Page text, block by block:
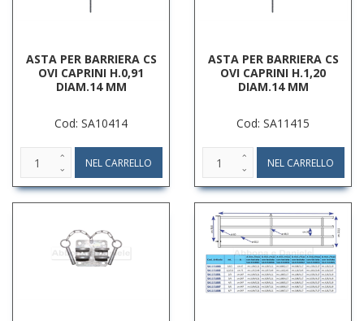
ASTA PER BARRIERA CS
OVI CAPRINI H.0,91
DIAM.14 MM
Cod: SA10414
ASTA PER BARRIERA CS
OVI CAPRINI H.1,20
DIAM.14 MM
Cod: SA11415